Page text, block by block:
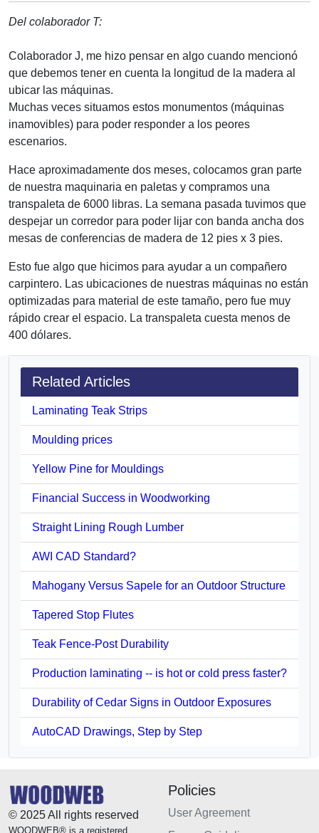
Del colaborador T:
Colaborador J, me hizo pensar en algo cuando mencionó
que debemos tener en cuenta la longitud de la madera al
ubicar las máquinas.
Muchas veces situamos estos monumentos (máquinas
inamovibles) para poder responder a los peores
escenarios.
Hace aproximadamente dos meses, colocamos gran parte
de nuestra maquinaria en paletas y compramos una
transpaleta de 6000 libras. La semana pasada tuvimos que
despejar un corredor para poder lijar con banda ancha dos
mesas de conferencias de madera de 12 pies x 3 pies.
Esto fue algo que hicimos para ayudar a un compañero
carpintero. Las ubicaciones de nuestras máquinas no están
optimizadas para material de este tamaño, pero fue muy
rápido crear el espacio. La transpaleta cuesta menos de
400 dólares.
Related Articles
Laminating Teak Strips
Moulding prices
Yellow Pine for Mouldings
Financial Success in Woodworking
Straight Lining Rough Lumber
AWI CAD Standard?
Mahogany Versus Sapele for an Outdoor Structure
Tapered Stop Flutes
Teak Fence-Post Durability
Production laminating -- is hot or cold press faster?
Durability of Cedar Signs in Outdoor Exposures
AutoCAD Drawings, Step by Step
© 2025 All rights reserved
WOODWEB® is a registered
Policies
User Agreement